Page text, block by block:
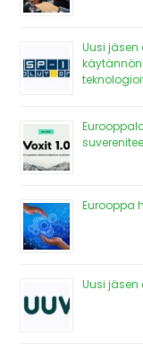
Uusi jäsen
Eurooppa
Uusi jäsen